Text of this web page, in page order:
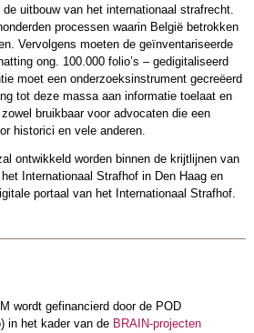
uitbouw van het internationaal strafrecht.
processen waarin België betrokken
Vervolgens moeten de geïnventariseerde
ong. 100.000 folio’s – gedigitaliseerd
moet een onderzoeksinstrument gecreëerd
tot deze massa aan informatie toelaat en
bruikbaar voor advocaten die een
historici en vele anderen.
ontwikkeld worden binnen de krijtlijnen van
Internationaal Strafhof in Den Haag en
portaal van het Internationaal Strafhof.
wordt gefinancierd door de POD
in het kader van de BRAIN-projecten